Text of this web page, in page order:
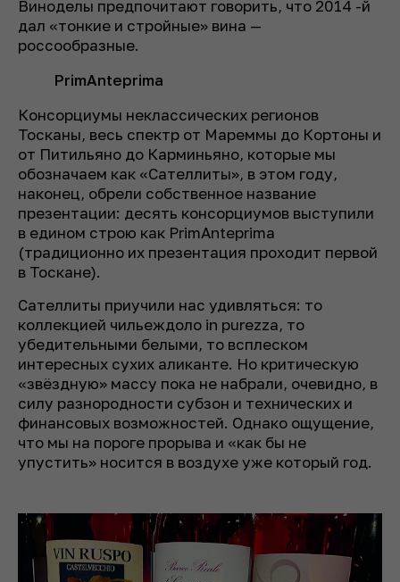
Виноделы предпочитают говорить, что 2014 -й
дал «тонкие и стройные» вина —
россообразные.
PrimAnteprima
Консорциумы неклассических регионов
Тосканы, весь спектр от Мареммы до Кортоны и
от Питильяно до Карминьяно, которые мы
обозначаем как «Сателлиты», в этом году,
наконец, обрели собственное название
презентации: десять консорциумов выступили
в едином строю как PrimAnteprima
(традиционно их презентация проходит первой
в Тоскане).
Сателлиты приучили нас удивляться: то
коллекцией чильеждоло in purezza, то
убедительными белыми, то всплеском
интересных сухих аликанте. Но критическую
«звёздную» массу пока не набрали, очевидно, в
силу разнородности субзон и технических и
финансовых возможностей. Однако ощущение,
что мы на пороге прорыва и «как бы не
упустить» носится в воздухе уже который год.